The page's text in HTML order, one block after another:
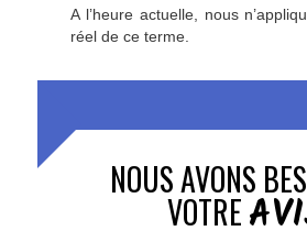
A l’heure actuelle, nous
réel de ce terme.
NOUS AVONS
VOTRE